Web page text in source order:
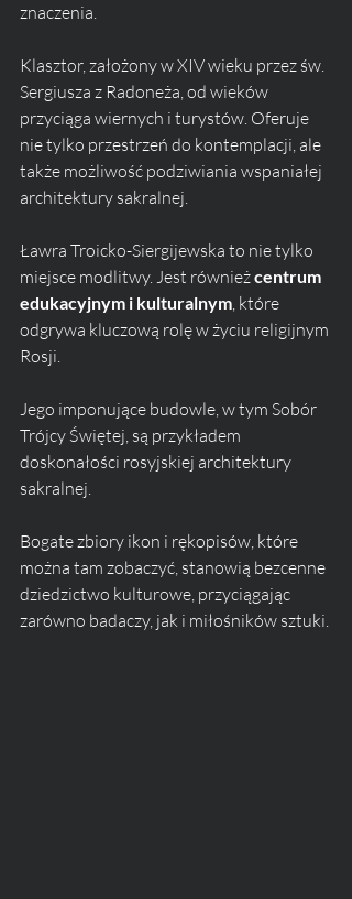
znaczenia.
Klasztor, założony w XIV wieku przez św.
Sergiusza z Radoneża, od wieków
przyciąga wiernych i turystów. Oferuje
nie tylko przestrzeń do kontemplacji, ale
także możliwość podziwiania wspaniałej
architektury sakralnej.
Ławra Troicko-Siergijewska to nie tylko
miejsce modlitwy. Jest również centrum
edukacyjnym i kulturalnym, które
odgrywa kluczową rolę w życiu religijnym
Rosji.
Jego imponujące budowle, w tym Sobór
Trójcy Świętej, są przykładem
doskonałości rosyjskiej architektury
sakralnej.
Bogate zbiory ikon i rękopisów, które
można tam zobaczyć, stanowią bezcenne
dziedzictwo kulturowe, przyciągając
zarówno badaczy, jak i miłośników sztuki.